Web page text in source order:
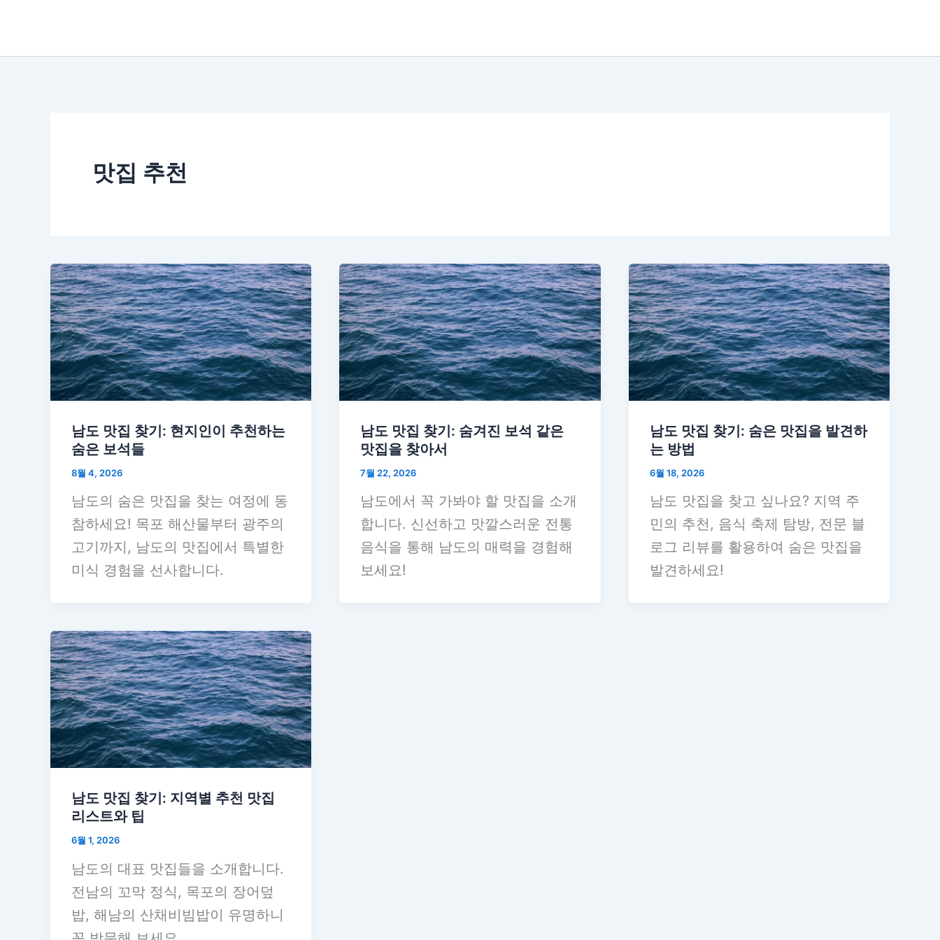
츠
맛집 추천
남도 맛집 찾기: 현지인이 추천하는
숨은 보석들
8월 4, 2026
남도의 숨은 맛집을 찾는 여정에 동
참하세요! 목포 해산물부터 광주의
고기까지, 남도의 맛집에서 특별한
미식 경험을 선사합니다.
남도 맛집 찾기: 숨겨진 보석 같은
맛집을 찾아서
7월 22, 2026
남도에서 꼭 가봐야 할 맛집을 소개
합니다. 신선하고 맛깔스러운 전통
음식을 통해 남도의 매력을 경험해
보세요!
남도 맛집 찾기: 숨은 맛집을 발견하
는 방법
6월 18, 2026
남도 맛집을 찾고 싶나요? 지역 주
민의 추천, 음식 축제 탐방, 전문 블
로그 리뷰를 활용하여 숨은 맛집을
발견하세요!
남도 맛집 찾기: 지역별 추천 맛집
리스트와 팁
6월 1, 2026
남도의 대표 맛집들을 소개합니다.
전남의 꼬막 정식, 목포의 장어덮
밥, 해남의 산채비빔밥이 유명하니